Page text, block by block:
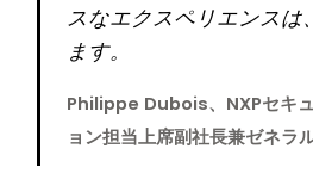
スなエクスペリエンス
ます。
Philippe Dubois、NXPセキ
ョン担当上席副社長兼ゼネラ